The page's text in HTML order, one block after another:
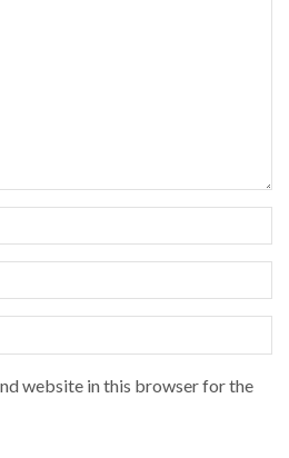
website in this browser for the